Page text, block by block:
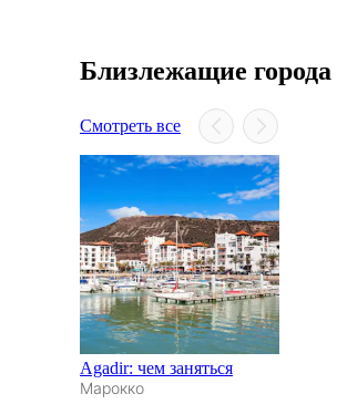
Близлежащие
Смотреть все
Agadir: чем заняться
Марокко